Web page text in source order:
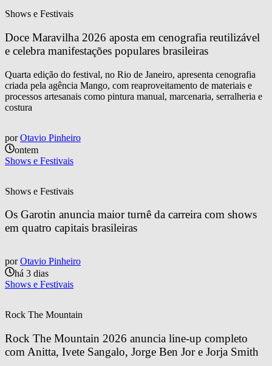
Shows e Festivais
Doce Maravilha 2026 aposta em cenografia reutilizável
e celebra manifestações populares brasileiras
Quarta edição do festival, no Rio de Janeiro, apresenta cenografia
criada pela agência Mango, com reaproveitamento de materiais e
processos artesanais como pintura manual, marcenaria, serralheria e
costura
por Otavio Pinheiro
ontem
Shows e Festivais
Shows e Festivais
Os Garotin anuncia maior turnê da carreira com shows
em quatro capitais brasileiras
por Otavio Pinheiro
há 3 dias
Shows e Festivais
Rock The Mountain
Rock The Mountain 2026 anuncia line-up completo
com Anitta, Ivete Sangalo, Jorge Ben Jor e Jorja Smith